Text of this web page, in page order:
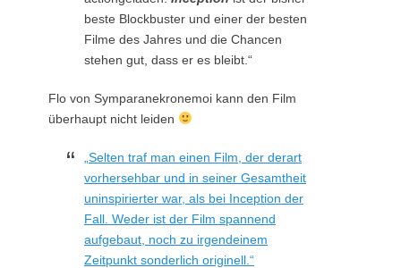
beste Blockbuster und einer der besten
Filme des Jahres und die Chancen
stehen gut, dass er es bleibt.“
Flo von Symparanekronemoi kann den Film
überhaupt nicht leiden
„Selten traf man einen Film, der derart
vorhersehbar und in seiner Gesamtheit
uninspirierter war, als bei Inception der
Fall. Weder ist der Film spannend
aufgebaut, noch zu irgendeinem
Zeitpunkt sonderlich originell.“